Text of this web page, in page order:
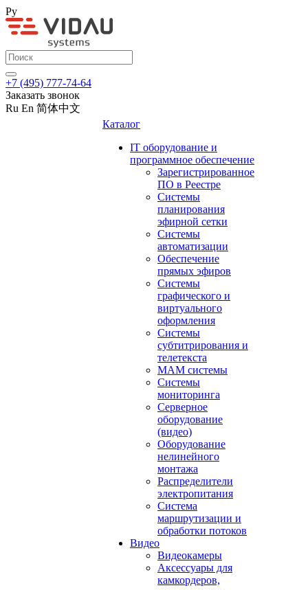
Ру
+7 (495) 777-74-64
Заказать звонок
Ru En 简体中文
Каталог
IT оборудование и
программное обеспечение
Зарегистрированное
ПО в Реестре
Системы
планирования
эфирной сетки
Системы
автоматизации
Обеспечение
прямых эфиров
Системы
графического и
виртуального
оформления
Системы
субтитрирования и
телетекста
MAM системы
Системы
мониторинга
Серверное
оборудование
(видео)
Оборудование
нелинейного
монтажа
Распределители
электропитания
Система
маршрутизации и
обработки потоков
Видео
Видеокамеры
Аксессуары для
камкордеров,